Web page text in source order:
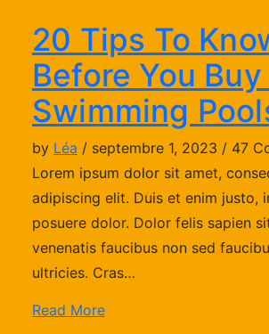
20 Tips To
Before You Buy
Swimming
by Léa / septembre 1, 2023 / 47
Lorem ipsum dolor sit amet,
adipiscing elit. Duis et enim justo,
posuere dolor. Dolor felis sapien
venenatis faucibus non sed
ultricies. Cras…
Read More